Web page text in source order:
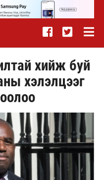
хийж буй
хэлэлцээг